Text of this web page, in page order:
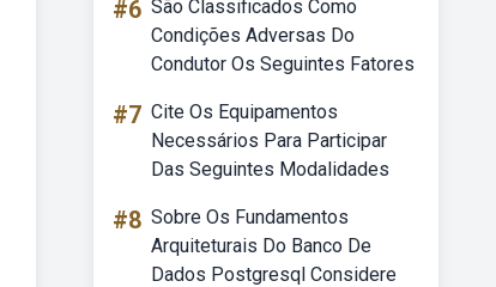
#6 São Classificados Como
Condições Adversas Do
Condutor Os Seguintes Fatores
#7 Cite Os Equipamentos
Necessários Para Participar
Das Seguintes Modalidades
#8 Sobre Os Fundamentos
Arquiteturais Do Banco De
Dados Postgresql Considere